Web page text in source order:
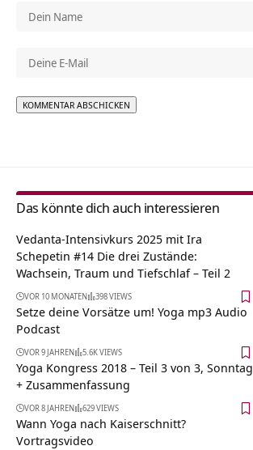
Das könnte dich auch interessieren
Vedanta-Intensivkurs 2025 mit Ira
Schepetin #14 Die drei Zustände:
Wachsein, Traum und Tiefschlaf – Teil 2
VOR 10 MONATEN 398 VIEWS
Setze deine Vorsätze um! Yoga mp3 Audio
Podcast
VOR 9 JAHREN 5.6K VIEWS
Yoga Kongress 2018 – Teil 3 von 3, Sonntag
+ Zusammenfassung
VOR 8 JAHREN 629 VIEWS
Wann Yoga nach Kaiserschnitt?
Vortragsvideo